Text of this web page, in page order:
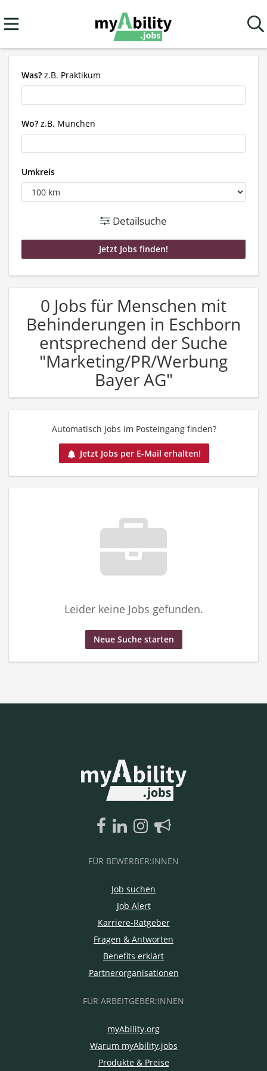
Was? z.B. Praktikum
Wo? z.B. München
Umkreis
Detailsuche
0 Jobs für Menschen mit
Behinderungen in Eschborn
entsprechend der Suche
"Marketing/PR/Werbung
Bayer AG"
Automatisch Jobs im Posteingang finden?
Jetzt Jobs per E-Mail erhalten!
Leider keine Jobs gefunden.
Neue Suche starten
FÜR BEWERBER:INNEN
Job suchen
Job Alert
Karriere-Ratgeber
Fragen & Antworten
Benefits erklärt
Partnerorganisationen
FÜR ARBEITGEBER:INNEN
myAbility.org
Warum myAbility.jobs
Produkte & Preise